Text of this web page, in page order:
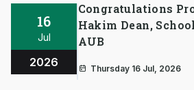
16
Jul
2026
Congratulations
Hakim Dean,
AUB
Thursday 16 Jul, 2026